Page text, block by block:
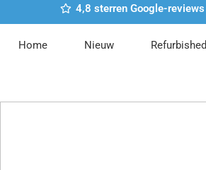
4,8 sterren Google-reviews
Home Nieuw Refurbished